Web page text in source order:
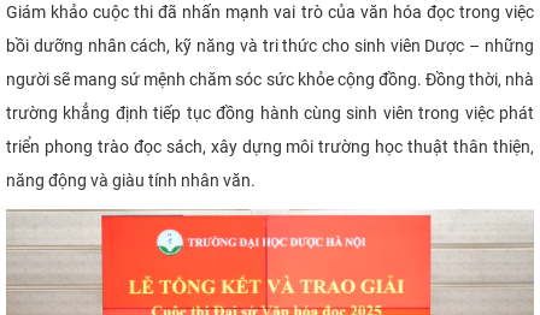
Giám khảo cuộc thi đã nhấn mạnh vai trò của văn hóa đọc trong việc
bồi dưỡng nhân cách, kỹ năng và tri thức cho sinh viên Dược – những
người sẽ mang sứ mệnh chăm sóc sức khỏe cộng đồng. Đồng thời, nhà
trường khẳng định tiếp tục đồng hành cùng sinh viên trong việc phát
triển phong trào đọc sách, xây dựng môi trường học thuật thân thiện,
năng động và giàu tính nhân văn.